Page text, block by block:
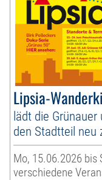
Lipsia-
lädt die
den Stadtteil neu
Mo, 15.06.2026 bis
verschiedene